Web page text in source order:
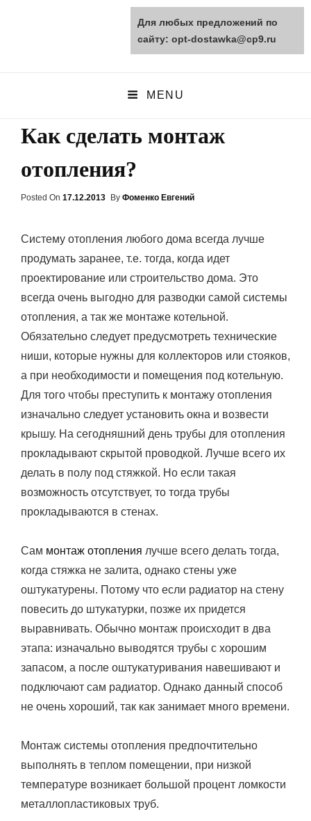
opt-dostawka.ru
MENU
Как сделать монтаж
отопления?
Posted On Posted
17.12.2013 By Фоменко Евгений
Систему отопления любого дома всегда лучше
продумать заранее, т.е. тогда, когда идет
проектирование или строительство дома. Это
всегда очень выгодно для разводки самой системы
отопления, а так же монтаже котельной.
Обязательно следует предусмотреть технические
ниши, которые нужны для коллекторов или стояков,
а при необходимости и помещения под котельную.
Для того чтобы преступить к монтажу отопления
изначально следует установить окна и возвести
крышу. На сегодняшний день трубы для отопления
прокладывают скрытой проводкой. Лучше всего их
делать в полу под стяжкой. Но если такая
возможность отсутствует, то тогда трубы
прокладываются в стенах.
Сам монтаж отопления лучше всего делать тогда,
когда стяжка не залита, однако стены уже
оштукатурены. Потому что если радиатор на стену
повесить до штукатурки, позже их придется
выравнивать. Обычно монтаж происходит в два
этапа: изначально выводятся трубы с хорошим
запасом, а после оштукатуривания навешивают и
подключают сам радиатор. Однако данный способ
не очень хороший, так как занимает много времени.
Монтаж системы отопления предпочтительно
выполнять в теплом помещении, при низкой
температуре возникает большой процент ломкости
металлопластиковых труб.
Для любых предложений по
сайту: opt-dostawka@cp9.ru